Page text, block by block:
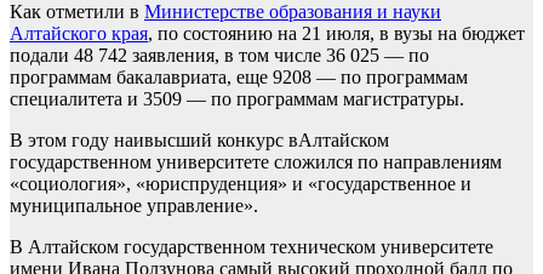
Как отметили в Министерстве образования и науки
Алтайского края, по состоянию на 21 июля, в вузы на бюджет
подали 48 742 заявления, в том числе 36 025 — по
программам бакалавриата, еще 9208 — по программам
специалитета и 3509 — по программам магистратуры.
В этом году наивысший конкурс вАлтайском
государственном университете сложился по направлениям
«социология», «юриспруденция» и «государственное и
муниципальное управление».
В Алтайском государственном техническом университете
имени Ивана Ползунова самый высокий проходной балл по